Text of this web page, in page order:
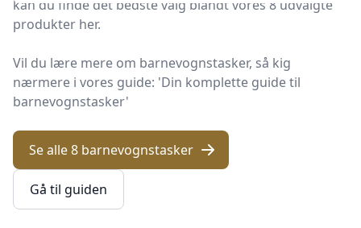
kan du finde det bedste valg blandt vores 8 udvalgte
produkter her.
Vil du lære mere om barnevognstasker, så kig
nærmere i vores guide: 'Din komplette guide til
barnevognstasker'
Se alle 8 barnevognstasker
Gå til guiden